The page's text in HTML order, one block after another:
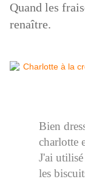
Quand les
renaître.
Bien
charlotte
J'ai
les